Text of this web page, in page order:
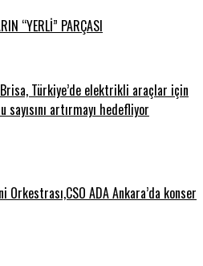
“YERLİ” PARÇASI
Türkiye’de elektrikli araçlar için
sayısını artırmayı hedefliyor
Orkestrası,CSO ADA Ankara’da konser